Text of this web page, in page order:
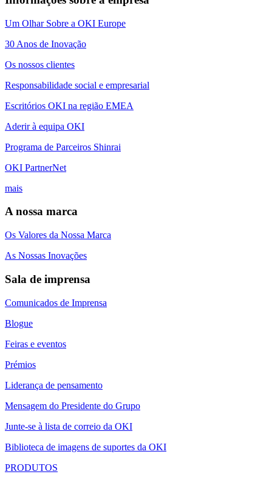
Um Olhar Sobre a OKI Europe
30 Anos de Inovação
Os nossos clientes
Responsabilidade social e empresarial
Escritórios OKI na região EMEA
Aderir à equipa OKI
Programa de Parceiros Shinrai
OKI PartnerNet
mais
A nossa marca
Os Valores da Nossa Marca
As Nossas Inovações
Sala de imprensa
Comunicados de Imprensa
Blogue
Feiras e eventos
Prémios
Liderança de pensamento
Mensagem do Presidente do Grupo
Junte-se à lista de correio da OKI
Biblioteca de imagens de suportes da OKI
PRODUTOS